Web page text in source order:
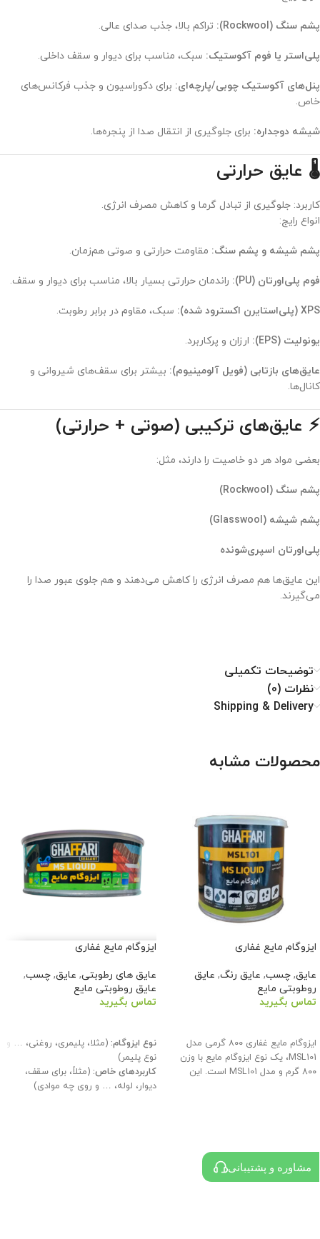
پشم سنگ (Rockwool): تراکم بالا، جذب صدای عالی.
پلی‌استر یا فوم آکوستیک: سبک، مناسب برای دیوار و سقف داخلی.
پنل‌های آکوستیک چوبی/پارچه‌ای: برای دکوراسیون و جذب فرکانس‌های
خاص.
شیشه دوجداره: برای جلوگیری از انتقال صدا از پنجره‌ها.
🌡️ عایق حرارتی
کاربرد: جلوگیری از تبادل گرما و کاهش مصرف انرژی.
انواع رایج:
پشم شیشه و پشم سنگ: مقاومت حرارتی و صوتی هم‌زمان.
فوم پلی‌اورتان (PU): راندمان حرارتی بسیار بالا، مناسب برای دیوار و سقف.
XPS (پلی‌استایرن اکسترود شده): سبک، مقاوم در برابر رطوبت.
یونولیت (EPS): ارزان و پرکاربرد.
عایق‌های بازتابی (فویل آلومینیوم): بیشتر برای سقف‌های شیروانی و
کانال‌ها.
⚡ عایق‌های ترکیبی (صوتی + حرارتی)
بعضی مواد هر دو خاصیت را دارند، مثل:
پشم سنگ (Rockwool)
پشم شیشه (Glasswool)
پلی‌اورتان اسپری‌شونده
این عایق‌ها هم مصرف انرژی را کاهش می‌دهند و هم جلوی عبور صدا را
می‌گیرند.
توضیحات تکمیلی
نظرات (0)
Shipping & Delivery
محصولات مشابه
ایزوگام مایع غفاری
عایق, چسب, عایق رنگ, عایق
روطوبتی مایع
تماس بگیرید
ایزوگام مایع غفاری ۸۰۰ گرمی مدل
MSL101، یک نوع ایزوگام مایع با وزن
۸۰۰ گرم و مدل MSL101 است. این
ایزوگام مایع غفاری
عایق های رطوبتی, عایق, چسب,
عایق روطوبتی مایع
تماس بگیرید
نوع ایزوگام: (مثلا، پلیمری، روغنی، … و
نوع پلیمر)
کاربردهای خاص: (مثلاً، برای سقف،
دیوار، لوله، … و روی چه موادی)
مشاوره و پشتیبانی